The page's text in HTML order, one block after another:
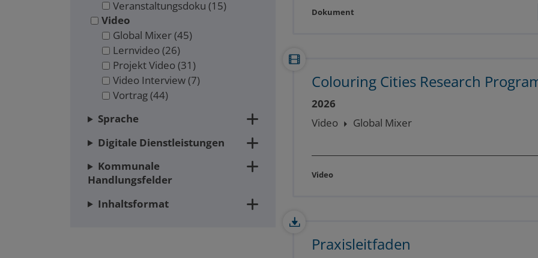
Veranstaltungsdoku (15)
Video
Global Mixer(45)
Lernvideo(26)
Projekt Video(31)
Video Interview(7)
Vortrag(44)
Sprache
Digitale Dienstleistungen
Kommunale
Handlungsfelder
Inhaltsformat
Dokument
Colouring Cities Research
2026
Video
Global Mixer
Video
Praxisleitfaden